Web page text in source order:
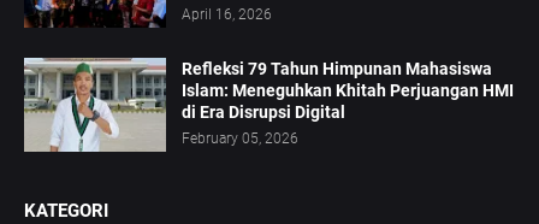
April 16, 2026
Refleksi 79 Tahun Himpunan Mahasiswa
Islam: Meneguhkan Khitah Perjuangan HMI
di Era Disrupsi Digital
February 05, 2026
KATEGORI